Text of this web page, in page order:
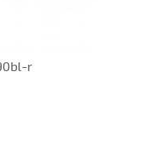
r